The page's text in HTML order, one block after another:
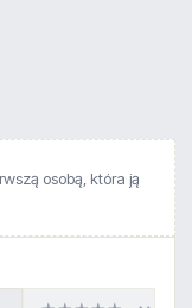
osobą, która ją